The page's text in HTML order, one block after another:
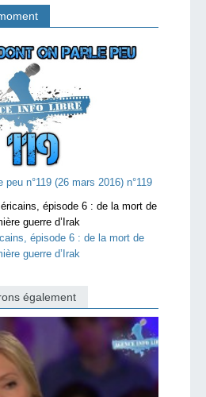
peu n°119 (26 mars 2016) n°119
épisode 6 : de la mort de
guerre d’Irak
également